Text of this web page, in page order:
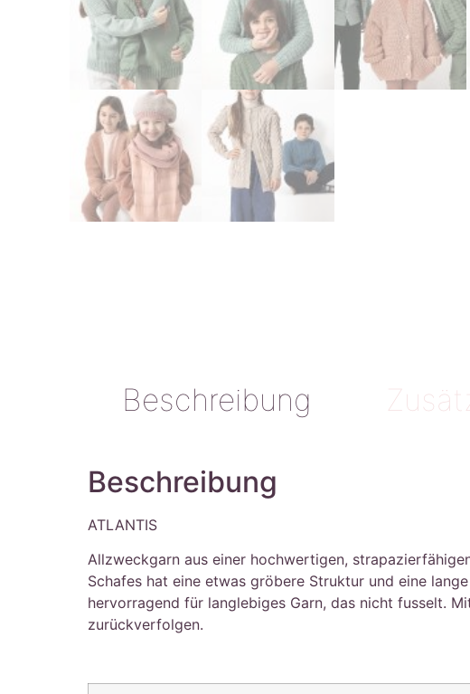
Beschreibung
Beschreibung
ATLANTIS
Allzweckgarn aus einer hochwertigen,
Schafes hat eine etwas gröbere Struktur und eine
hervorragend für langlebiges Garn, das nicht fusselt.
zurückverfolgen.